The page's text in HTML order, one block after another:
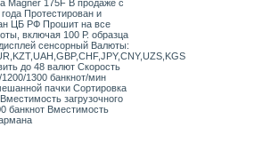
Magner 175F В продаже с
Протестирован и
ЦБ РФ Прошит на все
включая 100 Р. образца
сенсорный Валюты:
до 48 валют Скорость
1300 банкнот/мин
пачки Сортировка
загрузочного
банкнот Вместимость